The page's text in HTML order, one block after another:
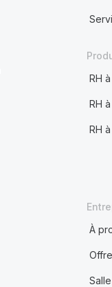
RH
RH
RH
À